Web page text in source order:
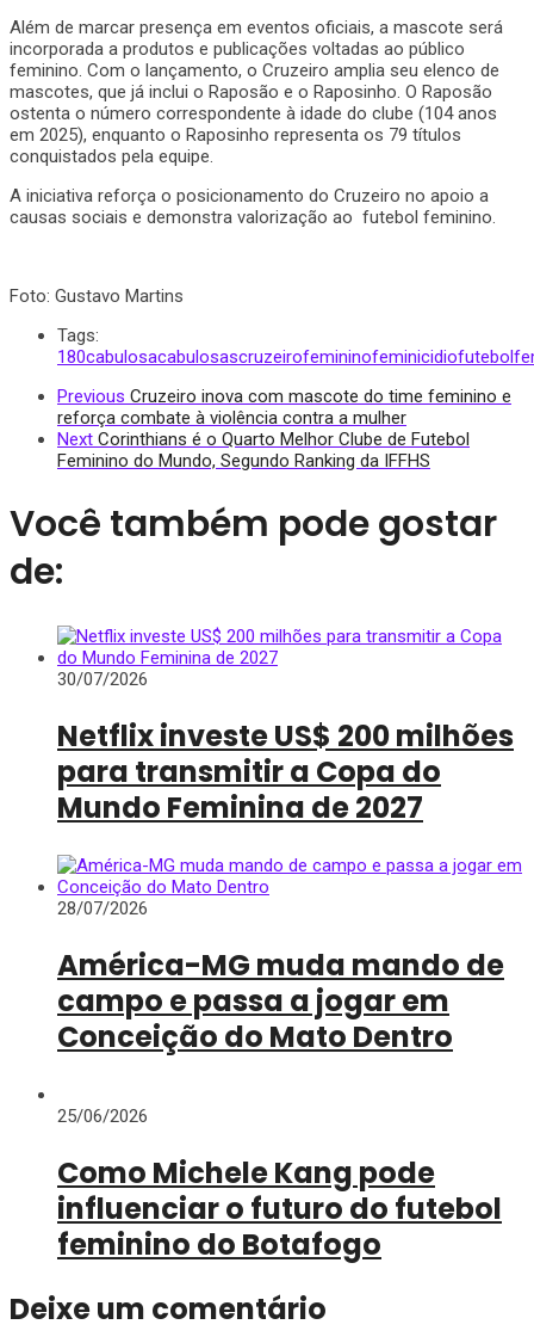
Além de marcar presença em eventos oficiais, a mascote será
incorporada a produtos e publicações voltadas ao público
feminino. Com o lançamento, o Cruzeiro amplia seu elenco de
mascotes, que já inclui o Raposão e o Raposinho. O Raposão
ostenta o número correspondente à idade do clube (104 anos
em 2025), enquanto o Raposinho representa os 79 títulos
conquistados pela equipe.
A iniciativa reforça o posicionamento do Cruzeiro no apoio a
causas sociais e demonstra valorização ao futebol feminino.
Foto: Gustavo Martins
Tags:
180cabulosacabulosascruzeirofemininofeminicidio
Previous Cruzeiro inova com mascote do time feminino e
reforça combate à violência contra a mulher
Next Corinthians é o Quarto Melhor Clube de Futebol
Feminino do Mundo, Segundo Ranking da IFFHS
Você também pode gostar
de:
30/07/2026
Netflix investe US$ 200 milhões
para transmitir a Copa do
Mundo Feminina de 2027
28/07/2026
América-MG muda mando de
campo e passa a jogar em
Conceição do Mato Dentro
25/06/2026
Como Michele Kang pode
influenciar o futuro do futebol
feminino do Botafogo
Deixe um comentário